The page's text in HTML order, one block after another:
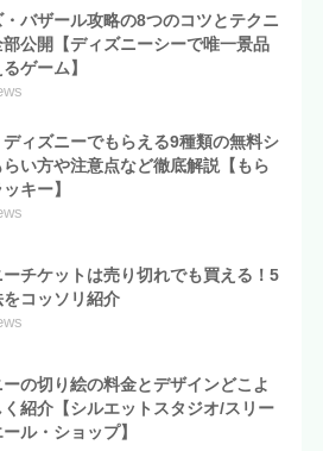
・バザール攻略の8つのコツとテクニ
部公開【ディズニーシーで唯一景品
ゲーム】
ディズニーでもらえる9種類の無料シ
らい方や注意点など徹底解説【もら
キー】
チケットは売り切れでも買える！5
コッソリ紹介
の切り絵の料金とデザインどこよ
く紹介【シルエットスタジオ/スリー
ル・ショップ】